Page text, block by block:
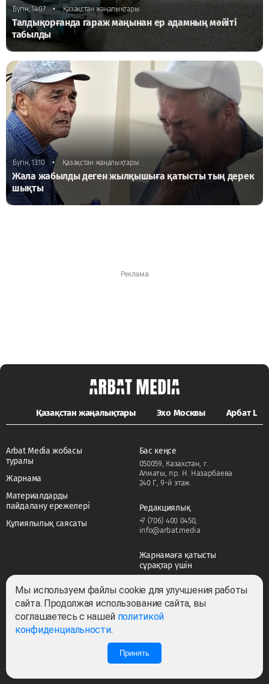
Бүгін, 14:07 • Қазақстан жаңалықтары
Талдықорғанда гараж маңынан ер адамның мәйіті
табылды
Бүгін, 13:10 • Қазақстан жаңалықтары
Жала жабылды деген жылқышыға қатысты тың дерек
шықты
Қазақстан жаңалықтары Эхо Москвы Арбат LIFE
Arbat Media жобасы
туралы
Жарнама
Материалдарды
пайдалану ережелері
Құпиялылық саясаты
Бас кеңсе
050059, Казахстан, г.
Алматы, пр. Н. Назарбаева
240 Г, 9-й этаж.
Редакциялық
+7 (706) 400 0450,
info@arbat.media
Жарнамаға қатысты
сұрақтар үшін
adv@arbat.media
Барлық құқықтар сақталған ©2022-2026. Собственник — ТОО «ARBAT MEDIA
HOLDING». Cвидетельство СМИ №KZ23VPY00045884 от 11.02.2022
Мы используем файлы cookie для улучшения работы
сайта. Продолжая использование сайта, вы
соглашаетесь с нашей политикой
конфиденциальности.
Принять